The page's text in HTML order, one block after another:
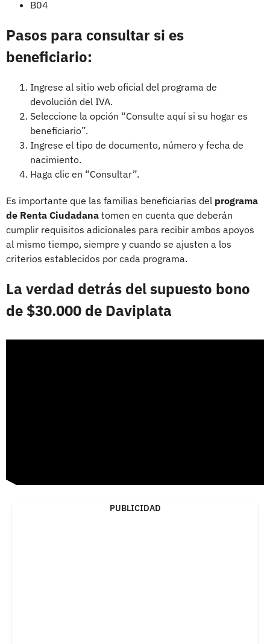
B04
Pasos para consultar si es
beneficiario:
Ingrese al sitio web oficial del programa de
devolución del IVA.
Seleccione la opción “Consulte aquí si su hogar es
beneficiario”.
Ingrese el tipo de documento, número y fecha de
nacimiento.
Haga clic en “Consultar”.
Es importante que las familias beneficiarias del programa
de Renta Ciudadana tomen en cuenta que deberán
cumplir requisitos adicionales para recibir ambos apoyos
al mismo tiempo, siempre y cuando se ajusten a los
criterios establecidos por cada programa.
La verdad detrás del supuesto bono
de $30.000 de Daviplata
PUBLICIDAD